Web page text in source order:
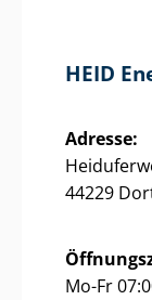
HEID
Adresse:
44229
Mo-Fr